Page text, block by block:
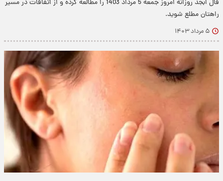
​فال ابجد روزانه امروز جمعه 5 مرداد 1403 را مطالعه کرده و از اتفاقات در مسیر
راهتان مطلع شوید.
۵ مرداد ۱۴۰۳